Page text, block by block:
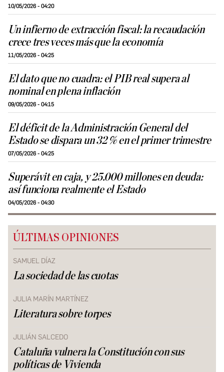
10/05/2026 - 04:20
Un infierno de extracción fiscal: la recaudación
crece tres veces más que la economía
11/05/2026 - 04:25
El dato que no cuadra: el PIB real supera al
nominal en plena inflación
09/05/2026 - 04:15
El déficit de la Administración General del
Estado se dispara un 32 % en el primer trimestre
07/05/2026 - 04:25
Superávit en caja, y 25.000 millones en deuda:
así funciona realmente el Estado
04/05/2026 - 04:30
ÚLTIMAS OPINIONES
SAMUEL DÍAZ
La sociedad de las cuotas
JULIA MARÍN MARTÍNEZ
Literatura sobre torpes
JULIÁN SALCEDO
Cataluña vulnera la Constitución con sus
políticas de Vivienda